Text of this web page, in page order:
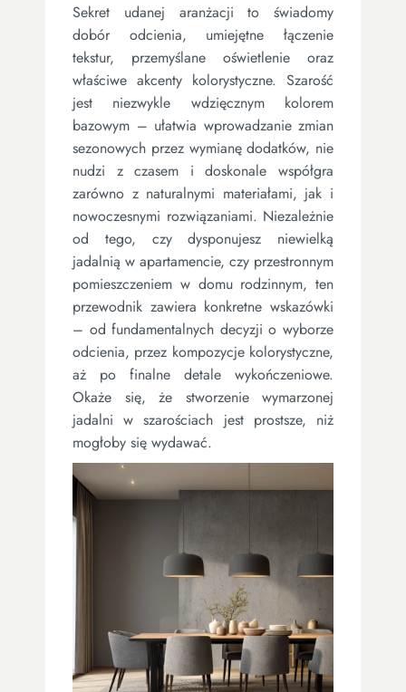
Sekret udanej aranżacji to świadomy
dobór odcienia, umiejętne łączenie
tekstur, przemyślane oświetlenie oraz
właściwe akcenty kolorystyczne. Szarość
jest niezwykle wdzięcznym kolorem
bazowym – ułatwia wprowadzanie zmian
sezonowych przez wymianę dodatków, nie
nudzi z czasem i doskonale współgra
zarówno z naturalnymi materiałami, jak i
nowoczesnymi rozwiązaniami. Niezależnie
od tego, czy dysponujesz niewielką
jadalnią w apartamencie, czy przestronnym
pomieszczeniem w domu rodzinnym, ten
przewodnik zawiera konkretne wskazówki
– od fundamentalnych decyzji o wyborze
odcienia, przez kompozycje kolorystyczne,
aż po finalne detale wykończeniowe.
Okaże się, że stworzenie wymarzonej
jadalni w szarościach jest prostsze, niż
mogłoby się wydawać.